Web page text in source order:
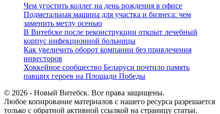
Чем угостить коллег на день рождения в офисе
Подметальная машина для участка и бизнеса: чем
заменить метлу осенью
В Витебске после реконструкции открыт лечебный
корпус инфекционной больницы
Как увеличить оборот компании без привлечения
инвесторов
Хоккейное сообщество Беларуси почтило память
павших героев на Площади Победы
© 2026 - Новый Витебск. Все права защищены.
Любое копирование материалов с нашего ресурса разрешается
только с обратной активной ссылкой на страницу статьи.